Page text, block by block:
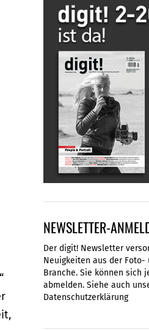
NEWSLETTER-
Der digit! Newsletter
Neuigkeiten aus der Foto-
Branche. Sie können sich
abmelden. Siehe auch
Datenschutzerklärung